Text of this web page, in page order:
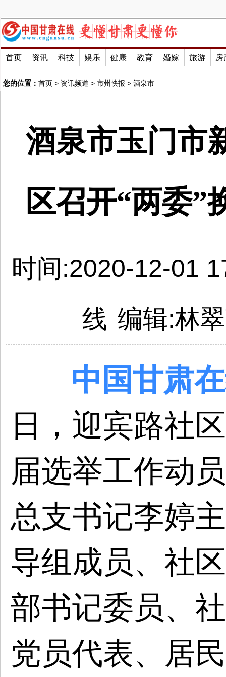
首页 资讯 科技 娱乐 健康 教育 婚嫁 旅游 房
您的位置： 首页 > 资讯频道 > 市州快报 > 酒泉市
酒泉市玉门市
区召开“两委”
时间:2020-12-01
线 编辑:林
中国甘肃
日， 迎宾路社区
届选举工作动
总支书记李婷
导组成员、社
部书记委员、
党员代表、居